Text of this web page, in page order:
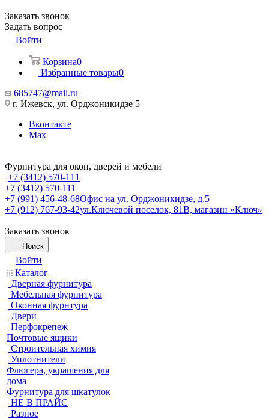
Заказать звонок
Задать вопрос
Войти
Корзина0
Избранные товары0
685747@mail.ru
г. Ижевск, ул. Орджоникидзе 5
Вконтакте
Max
Фурнитура для окон, дверей и мебели
+7 (3412) 570-111
+7 (3412) 570-111
+7 (991) 456-48-68Офис на ул. Орджоникидзе, д.5
+7 (912) 767-93-42ул.Ключевой поселок, 81В, магазин «Ключ»
Заказать звонок
Поиск
Войти
Каталог
Дверная фурнитура
Мебельная фурнитура
Оконная фурнтура
Двери
Перфокрепеж
Почтовые ящики
Строительная химия
Уплотнители
Флюгера, украшения для
дома
Фурнитура для шкатулок
НЕ В ПРАЙС
Разное